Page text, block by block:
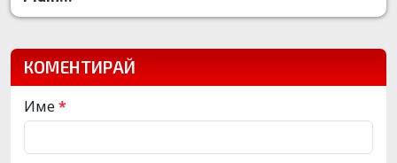
КОМЕНТИРАЙ
Име*